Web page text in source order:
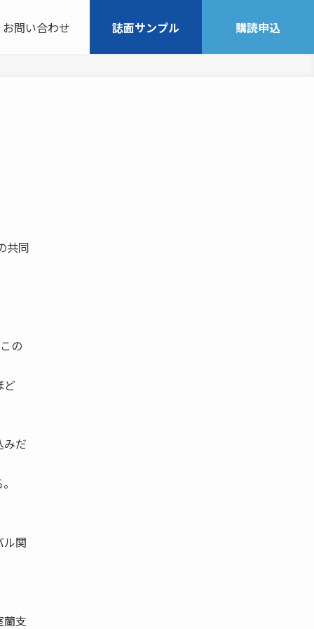
お問い合わせ 誌面サンプル 購読申込
共同
の
ど
みだ
ル関
蘭支